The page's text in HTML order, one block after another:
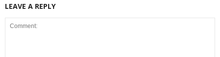
LEAVE A REPLY